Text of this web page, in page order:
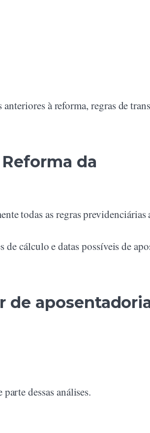
à reforma, regras de
da
todas as regras previdenciárias
de cálculo e datas possíveis de
de
dessas análises.